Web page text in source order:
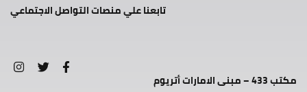
تابعنا علي منصات التواصل الاجتماعي
مكتب 433 – مبنى الامارات أتريوم